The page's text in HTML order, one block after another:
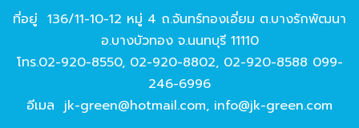
ที่อยู่ 136/11-10-12 หมู่ 4 ถ.จันทร์ทองเอี่ยม ต.บางรักพัฒนา
อ.บางบัวทอง จ.นนทบุรี 11110
โทร.02-920-8550, 02-920-8802, 02-920-8588 099-
246-6996
อีเมล jk-green@hotmail.com, info@jk-green.com